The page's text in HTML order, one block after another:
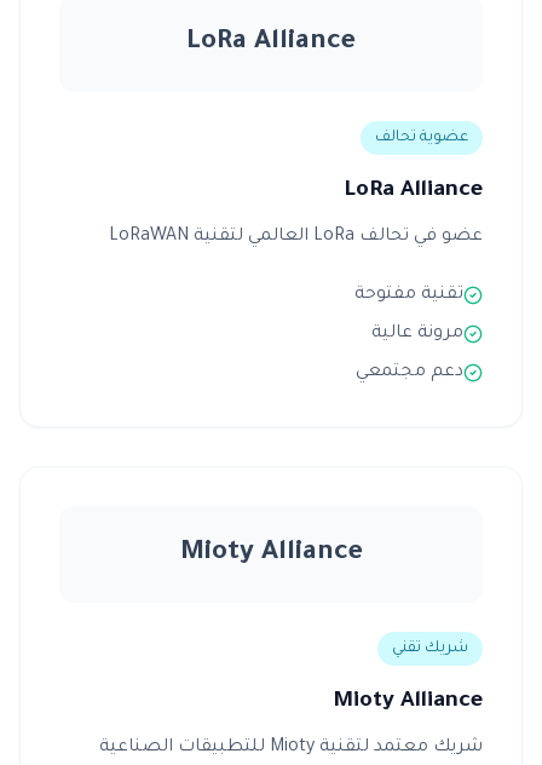
LoRa Alliance
عضوية تحالف
LoRa Alliance
عضو في تحالف LoRa العالمي لتقنية LoRaWAN
تقنية مفتوحة
مرونة عالية
دعم مجتمعي
Mioty Alliance
شريك تقني
Mioty Alliance
شريك معتمد لتقنية Mioty للتطبيقات الصناعية